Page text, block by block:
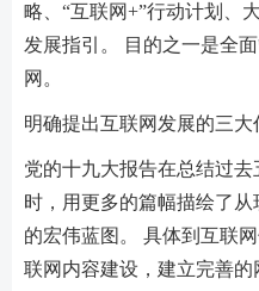
略、“互联网+”行动计划、
发展指引。 目的之一是全
网。
明确提出互联网发展的三大
党的十九大报告在总结过
时，用更多的篇幅描绘了
的宏伟蓝图。 具体到互联
联网内容建设，建立完善